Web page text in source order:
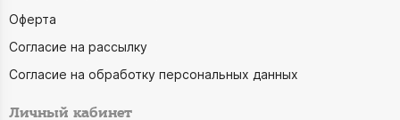
Оферта
Согласие на рассылку
Согласие на обработку персональных данных
Личный кабинет